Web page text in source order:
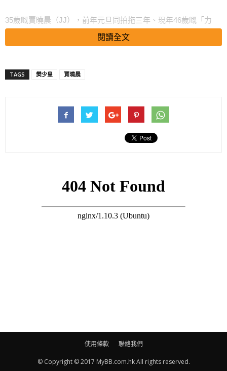
35歲嘅賈曉晨（JJ），前年元旦同拍拖三年、現年46歲嘅「力
王」樊少皇結婚，去年11月更為老公誕下得意B女小飯兜。
樊少皇向來新聞多多，除了與JJ拍拖時被爆跟前任女友育有一子
JJ還力撐老公，指老公才是受害者。
信箱發現有一封信件，打開後嚇見追債字條。張先生話：「封信
寫住『欠債還$』，唔知點解會寄咗嚟我度，張紙寫嘅係一個雙連
閱讀全文
TAGS 樊少皇 賈曉晨
使用條款 聯絡我們
© Copyright © 2017 MyBB.com.hk All rights reserved.